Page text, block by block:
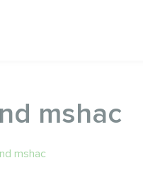
mshac
mshac